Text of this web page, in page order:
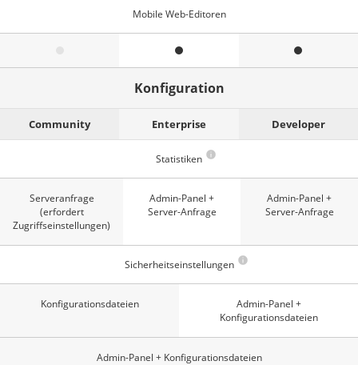
Mobile Web-Editoren
Konfiguration
Community Enterprise Developer
Statistiken
Serveranfrage
(erfordert
Zugriffseinstellungen)
Admin-Panel +
Server-Anfrage
Admin-Panel +
Server-Anfrage
Sicherheitseinstellungen
Konfigurationsdateien
Admin-Panel +
Konfigurationsdateien
Admin-Panel + Konfigurationsdateien